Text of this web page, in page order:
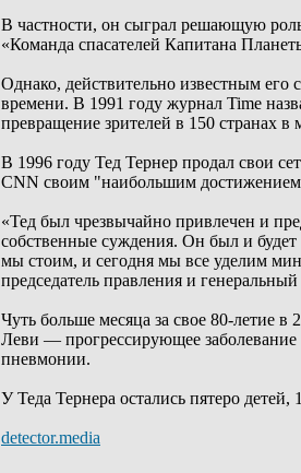
В частности, он сыграл решающую
«Команда спасателей Капитана
Однако, действительно известным его
времени. В 1991 году журнал Time
превращение зрителей в 150 странах
В 1996 году Тед Тернер продал свои
CNN своим "наибольшим
«Тед был чрезвычайно привлечен и
собственные суждения. Он был и будет
мы стоим, и сегодня мы все уделим
председатель правления и
Чуть больше месяца за свое 80-летие
Леви — прогрессирующее заболевание
пневмонии.
У Теда Тернера остались пятеро
detector.media